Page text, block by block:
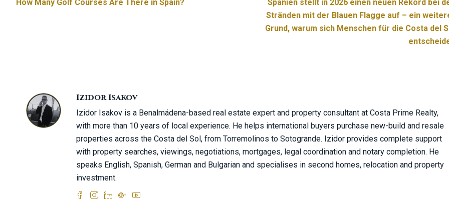
How Many Golf Courses Are There in Spain?
Spanien stellt in 2026 einen neuen Rekord bei
Stränden mit der Blauen Flagge auf – ein
Grund, warum sich Menschen für die Costa del
Izidor Isakov
Izidor Isakov is a Benalmádena-based real estate expert and property consultant at Costa Prime Realty,
with more than 10 years of local experience. He helps international buyers purchase new-build and resale
properties across the Costa del Sol, from Torremolinos to Sotogrande. Izidor provides complete support
with property searches, viewings, negotiations, mortgages, legal coordination and notary completion. He
speaks English, Spanish, German and Bulgarian and specialises in second homes, relocation and property
investment.